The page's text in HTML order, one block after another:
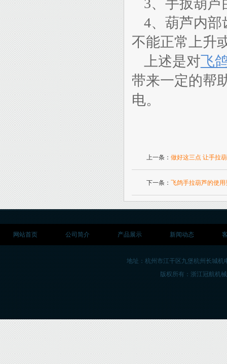
4、葫芦内
不能正常上升
上述是对飞
带来一定的帮
电。
上一条： 做好这三点 让手拉
下一条： 飞鸽手拉葫芦的使
网站首页 公司简介 产品展示 新闻动态
地址：杭州市江干区九堡杭州长城机
版权所有：浙江冠航机